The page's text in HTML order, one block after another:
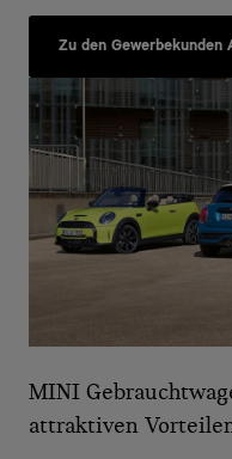
Zu den Gewerbekunden
MINI
attraktiven